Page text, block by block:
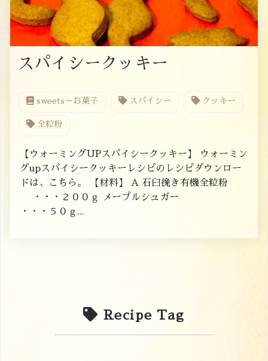
スパイシークッキー
sweets～お菓子 スパイシー クッキー
全粒粉
【ウォーミングUPスパイシークッキー】 ウォーミン
グupスパイシークッキーレシピのレシピダウンロー
ドは、こちら。 【材料】 A 石臼挽き有機全粒粉
・・・２００ｇ メープルシュガー
・・・５０ｇ...
Recipe Tag